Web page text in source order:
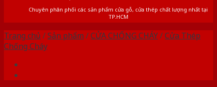
Chuyên phân phối các sản phẩm cửa gỗ, cửa thép chất lượng nhất tại
TP.HCM
Trang chủ /Sản phẩm /CỬA CHỐNG CHÁY/Cửa Thép
Chống Cháy